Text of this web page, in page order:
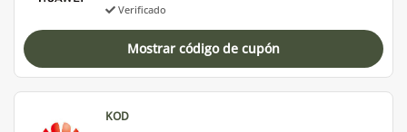
Verificado
Mostrar código de cupón
KOD